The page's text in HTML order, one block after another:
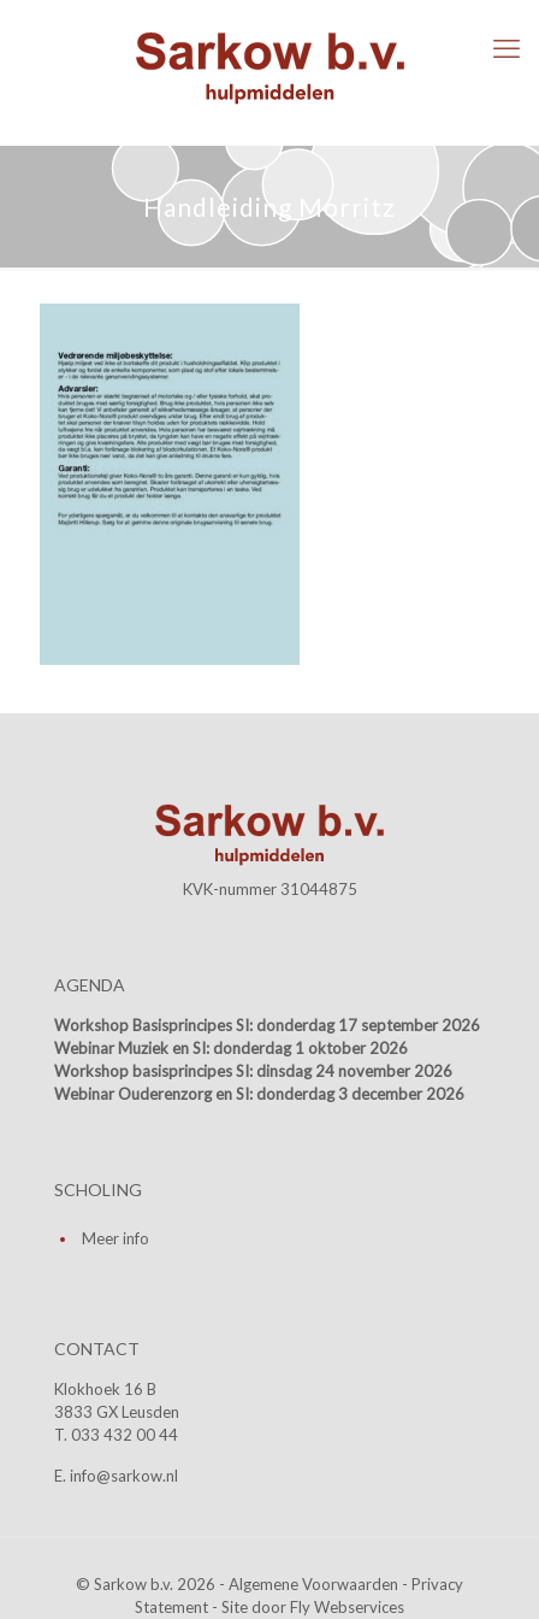
Handleiding Morritz
KVK-nummer 31044875
AGENDA
Workshop Basisprincipes SI: donderdag 17 september 2026
Webinar Muziek en SI: donderdag 1 oktober 2026
Workshop basisprincipes SI: dinsdag 24 november 2026
Webinar Ouderenzorg en SI: donderdag 3 december 2026
SCHOLING
Meer info
CONTACT
Klokhoek 16 B
3833 GX Leusden
T. 033 432 00 44
E. info@sarkow.nl
© Sarkow b.v. 2026 - Algemene Voorwaarden - Privacy
Statement - Site doorFly Webservices